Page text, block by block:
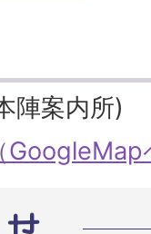
GoogleMap